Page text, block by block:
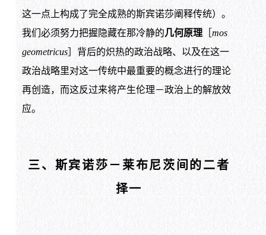
这一点上构成了完全成熟的斯宾诺莎阐释传统）。
我们必须努力把握隐藏在那冷静的几何原理［ mos
geometricus］背后的炽热的政治战略、以及在这一
政治战略里对这一传统中最重要的概念进行的理论
再创造，而这反过来将产生伦理－政治上的解放效
应。
三、斯宾诺莎－莱布尼茨间的二者
择一